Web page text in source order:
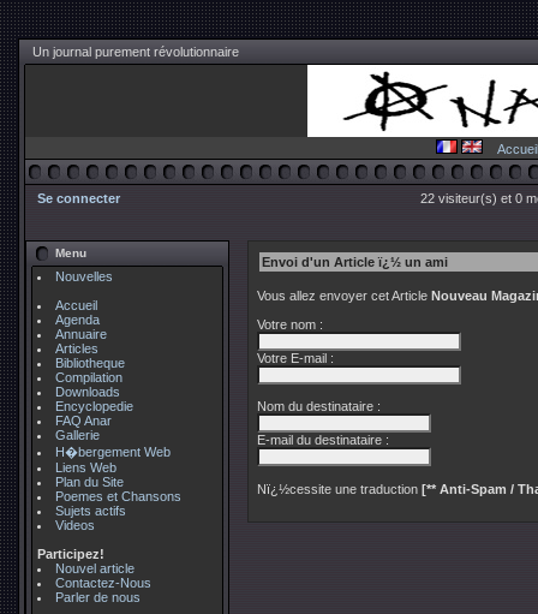
Un journal purement révolutionnaire
Accueil
Se connecter 22 visiteur(s) et 0
Menu
Nouvelles
Accueil
Agenda
Annuaire
Articles
Bibliotheque
Compilation
Downloads
Encyclopedie
FAQ Anar
Gallerie
H�bergement Web
Liens Web
Plan du Site
Poemes et Chansons
Sujets actifs
Videos
Participez!
Nouvel article
Contactez-Nous
Parler de nous
Envoi d'un Article ï¿½ un ami
Vous allez envoyer cet Article Nouveau
Votre nom :
Votre E-mail :
Nom du destinataire :
E-mail du destinataire :
Nï¿½cessite une traduction [** Anti-Spam /